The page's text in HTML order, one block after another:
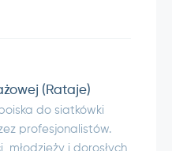
(Rataje)
do siatkówki
profesjonalistów.
młodzieży i dorosłych,